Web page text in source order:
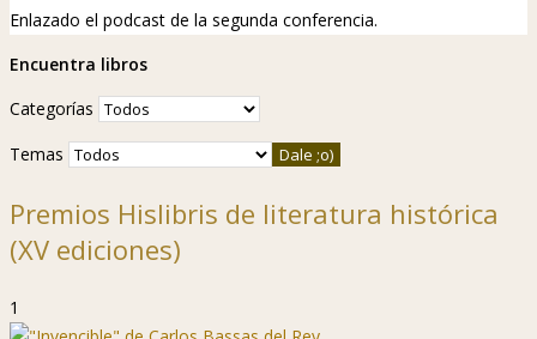
Enlazado el podcast de la segunda conferencia.
Encuentra libros
Categorías
Temas
Premios Hislibris de literatura histórica
(XV ediciones)
1